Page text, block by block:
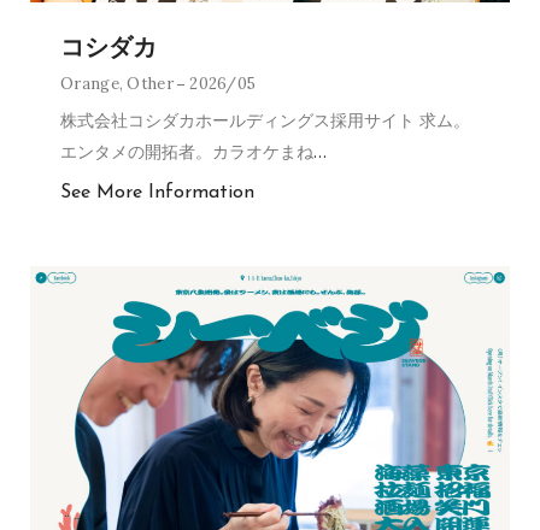
コシダカ
Orange,Other 2026/05
株式会社コシダカホールディングス採用サイト 求ム。
エンタメの開拓者。カラオケまね…
See More Information